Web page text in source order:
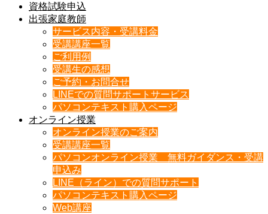
資格試験申込
出張家庭教師
サービス内容・受講料金
受講講座一覧
ご利用例
受講生の感想
ご予約・お問合せ
LINEでの質問サポートサービス
パソコンテキスト購入ページ
オンライン授業
オンライン授業のご案内
受講講座一覧
パソコンオンライン授業 無料ガイダンス・受講
申込み
LINE（ライン）での質問サポート
パソコンテキスト購入ページ
Web講座